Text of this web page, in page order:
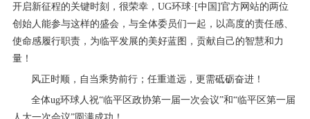
开启新征程的关键时刻，很荣幸，UG环球·[中国]官方网站的两位
创始人能参与这样的盛会，与全体委员们一起，以高度的责任感、
使命感履行职责，为临平发展的美好蓝图，贡献自己的智慧和力
量！
风正时顺，自当乘势前行；任重道远，更需砥砺奋进！
全体ug环球人祝“临平区政协第一届一次会议”和“临平区第一届